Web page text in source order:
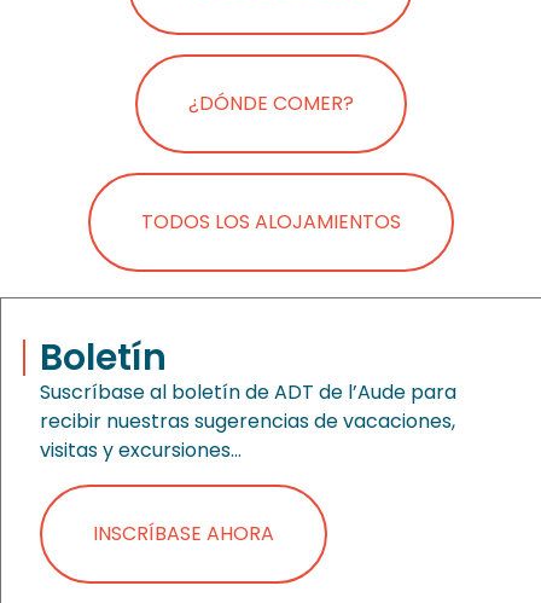
¿DÓNDE COMER?
TODOS LOS ALOJAMIENTOS
Boletín
Suscríbase al boletín de ADT de l’Aude para
recibir nuestras sugerencias de vacaciones,
visitas y excursiones…
INSCRÍBASE AHORA